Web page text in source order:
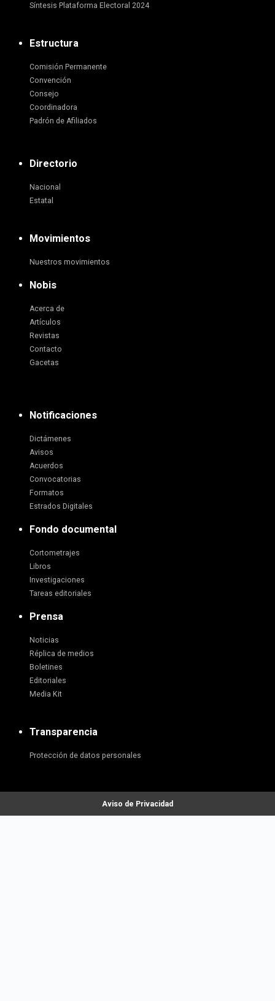
Síntesis Plataforma Electoral 2024
Estructura
Comisión Permanente
Convención
Consejo
Coordinadora
Padrón de Afiliados
Directorio
Nacional
Estatal
Movimientos
Nuestros movimientos
Nobis
Acerca de
Artículos
Revistas
Contacto
Gacetas
Notificaciones
Dictámenes
Avisos
Acuerdos
Convocatorias
Formatos
Estrados Digitales
Fondo documental
Cortometrajes
Libros
Investigaciones
Tareas editoriales
Prensa
Noticias
Réplica de medios
Boletines
Editoriales
Media Kit
Transparencia
Protección de datos personales
Aviso de Privacidad